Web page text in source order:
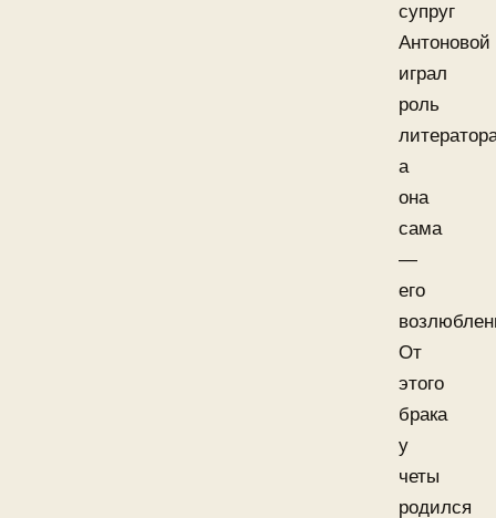
супруг
Антоновой
играл
роль
а
она
сама
—
его
От
этого
брака
у
четы
родился